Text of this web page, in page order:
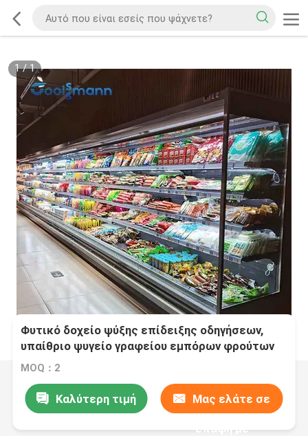
1/1
Φυτικό δοχείο ψύξης επίδειξης οδηγήσεων,
υπαίθριο ψυγείο γραφείου εμπόρων φρούτων
MOQ：2
Καλύτερη τιμή Μας ελάτε σε
επαφή με